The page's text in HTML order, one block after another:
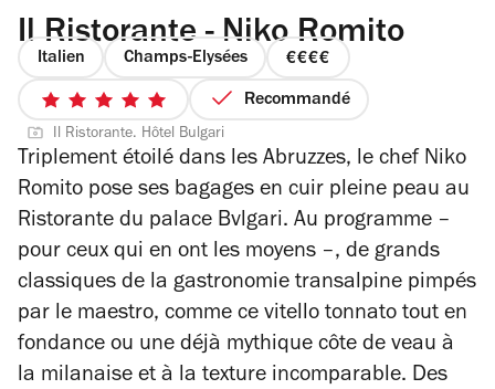
Il Ristorante - Niko Romito
Italien Champs-Elysées
prix
4
5
sur
5
étoiles
Recommandé
Il Ristorante. Hôtel Bulgari
Triplement étoilé dans les Abruzzes, le chef Niko
Romito pose ses bagages en cuir pleine peau au
Ristorante du palace Bvlgari. Au programme –
pour ceux qui en ont les moyens –, de grands
classiques de la gastronomie transalpine pimpés
par le maestro, comme ce vitello tonnato tout en
fondance ou une déjà mythique côte de veau à
la milanaise et à la texture incomparable. Des